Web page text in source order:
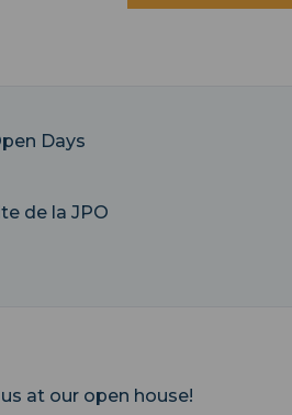
Days
de la JPO
at our open house!